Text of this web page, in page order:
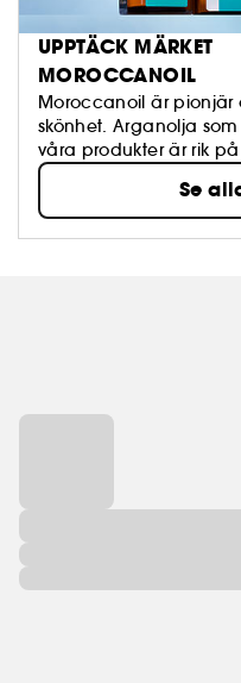
UPPTÄCK MÄRKET
MOROCCANOIL
Moroccanoil är
skönhet. Arganolja
våra produkter är rik
fettsyror och vitamin E.
högsta kvalitet som
kallpressningsprocess
integritet och
Se